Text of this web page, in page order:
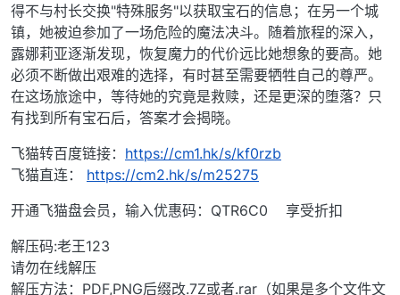
得不与村长交换"特殊服务"以获取宝石的信息；在另一个城
镇，她被迫参加了一场危险的魔法决斗。随着旅程的深入，
露娜莉亚逐渐发现，恢复魔力的代价远比她想象的要高。她
必须不断做出艰难的选择，有时甚至需要牺牲自己的尊严。
在这场旅途中，等待她的究竟是救赎，还是更深的堕落？只
有找到所有宝石后，答案才会揭晓。
飞猫转百度链接： https://cm1.hk/s/kf0rzb
飞猫直连： https://cm2.hk/s/m25275
开通飞猫盘会员，输入优惠码：QTR6C0 享受折扣
解压码:老王123
请勿在线解压
解压方法：PDF,PNG后缀改.7Z或者.rar（如果是多个文件文